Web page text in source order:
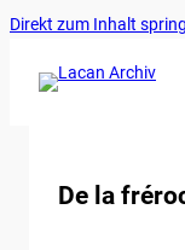
Direkt zum Inhalt
De la